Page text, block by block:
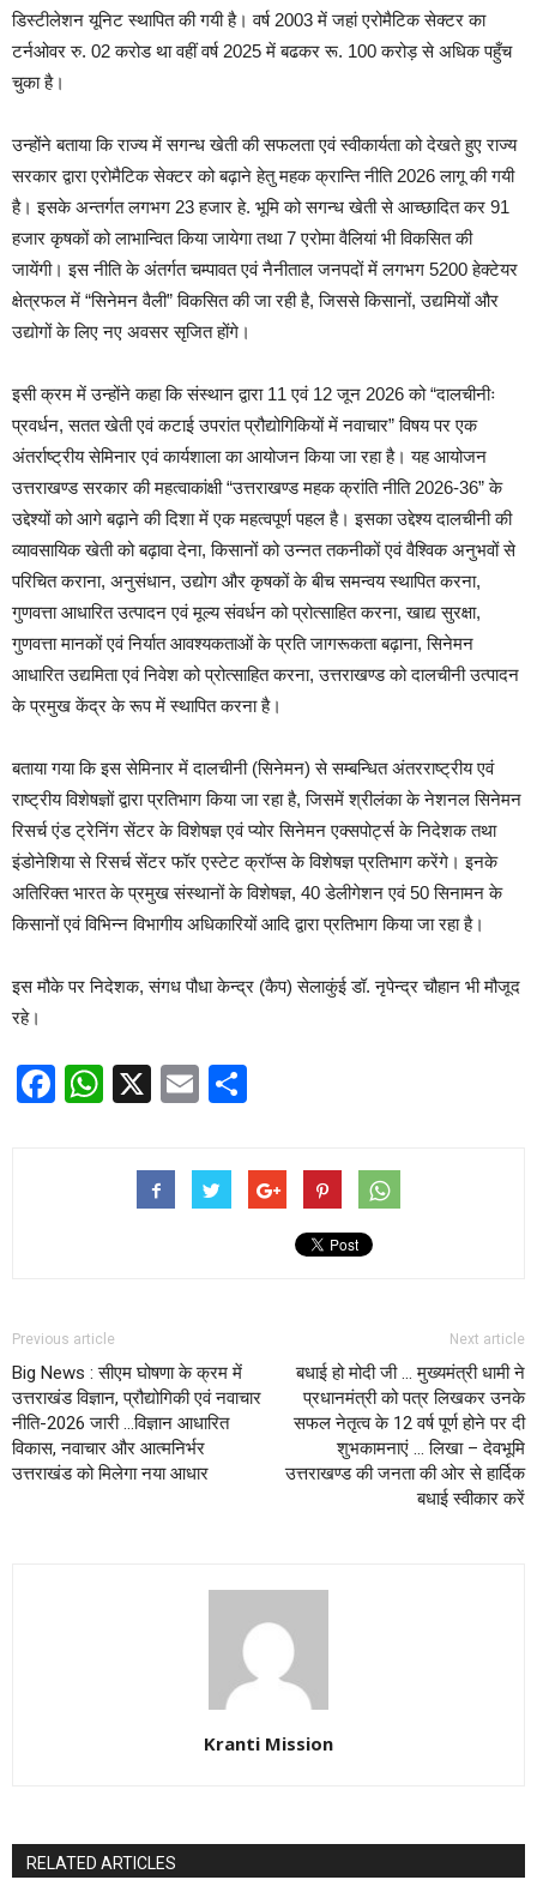
डिस्टीलेशन यूनिट स्थापित की गयी है। वर्ष 2003 में जहां एरोमैटिक सेक्टर का
टर्नओवर रु. 02 करोड था वहीं वर्ष 2025 में बढकर रू. 100 करोड़ से अधिक पहुँच
चुका है।
उन्होंने बताया कि राज्य में सगन्ध खेती की सफलता एवं स्वीकार्यता को देखते हुए राज्य
सरकार द्वारा एरोमैटिक सेक्टर को बढ़ाने हेतु महक क्रान्ति नीति 2026 लागू की गयी
है। इसके अन्तर्गत लगभग 23 हजार हे. भूमि को सगन्ध खेती से आच्छादित कर 91
हजार कृषकों को लाभान्वित किया जायेगा तथा 7 एरोमा वैलियां भी विकसित की
जायेंगी। इस नीति के अंतर्गत चम्पावत एवं नैनीताल जनपदों में लगभग 5200 हेक्टेयर
क्षेत्रफल में “सिनेमन वैली” विकसित की जा रही है, जिससे किसानों, उद्यमियों और
उद्योगों के लिए नए अवसर सृजित होंगे।
इसी क्रम में उन्होंने कहा कि संस्थान द्वारा 11 एवं 12 जून 2026 को “दालचीनीः
प्रवर्धन, सतत खेती एवं कटाई उपरांत प्रौद्योगिकियों में नवाचार” विषय पर एक
अंतर्राष्ट्रीय सेमिनार एवं कार्यशाला का आयोजन किया जा रहा है। यह आयोजन
उत्तराखण्ड सरकार की महत्वाकांक्षी “उत्तराखण्ड महक क्रांति नीति 2026-36” के
उद्देश्यों को आगे बढ़ाने की दिशा में एक महत्वपूर्ण पहल है। इसका उद्देश्य दालचीनी की
व्यावसायिक खेती को बढ़ावा देना, किसानों को उन्नत तकनीकों एवं वैश्विक अनुभवों से
परिचित कराना, अनुसंधान, उद्योग और कृषकों के बीच समन्वय स्थापित करना,
गुणवत्ता आधारित उत्पादन एवं मूल्य संवर्धन को प्रोत्साहित करना, खाद्य सुरक्षा,
गुणवत्ता मानकों एवं निर्यात आवश्यकताओं के प्रति जागरूकता बढ़ाना, सिनेमन
आधारित उद्यमिता एवं निवेश को प्रोत्साहित करना, उत्तराखण्ड को दालचीनी उत्पादन
के प्रमुख केंद्र के रूप में स्थापित करना है।
बताया गया कि इस सेमिनार में दालचीनी (सिनेमन) से सम्बन्धित अंतरराष्ट्रीय एवं
राष्ट्रीय विशेषज्ञों द्वारा प्रतिभाग किया जा रहा है, जिसमें श्रीलंका के नेशनल सिनेमन
रिसर्च एंड ट्रेनिंग सेंटर के विशेषज्ञ एवं प्योर सिनेमन एक्सपोर्ट्स के निदेशक तथा
इंडोनेशिया से रिसर्च सेंटर फॉर एस्टेट क्रॉप्स के विशेषज्ञ प्रतिभाग करेंगे। इनके
अतिरिक्त भारत के प्रमुख संस्थानों के विशेषज्ञ, 40 डेलीगेशन एवं 50 सिनामन के
किसानों एवं विभिन्न विभागीय अधिकारियों आदि द्वारा प्रतिभाग किया जा रहा है।
इस मौके पर निदेशक, संगध पौधा केन्द्र (कैप) सेलाकुंई डॉ. नृपेन्द्र चौहान भी मौजूद
रहे।
Facebook
WhatsApp
X Email
Previous article
Big News : सीएम घोषणा के क्रम में
उत्तराखंड विज्ञान, प्रौद्योगिकी एवं नवाचार
नीति-2026 जारी …विज्ञान आधारित
विकास, नवाचार और आत्मनिर्भर
उत्तराखंड को मिलेगा नया आधार
Next article
बधाई हो मोदी जी … मुख्यमंत्री धामी ने
प्रधानमंत्री को पत्र लिखकर उनके
सफल नेतृत्व के 12 वर्ष पूर्ण होने पर दी
शुभकामनाएं … लिखा – देवभूमि
उत्तराखण्ड की जनता की ओर से हार्दिक
बधाई स्वीकार करें
Kranti Mission
RELATED ARTICLES